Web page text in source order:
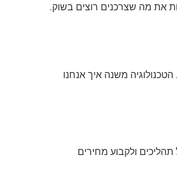
את מה שצרכנים רוצים בשוק.
משנה איך אנחנו
ולקבוע מחירים